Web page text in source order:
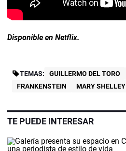
Disponible en Netflix.
TEMAS: GUILLERMO DEL TORO
FRANKENSTEIN
MARY SHELLEY
TE PUEDE INTERESAR